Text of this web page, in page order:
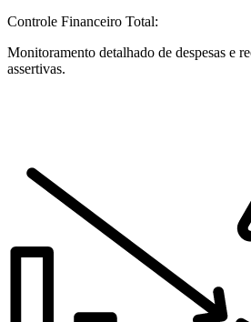
Controle Financeiro Total:
Monitoramento detalhado de despesas e
assertivas.